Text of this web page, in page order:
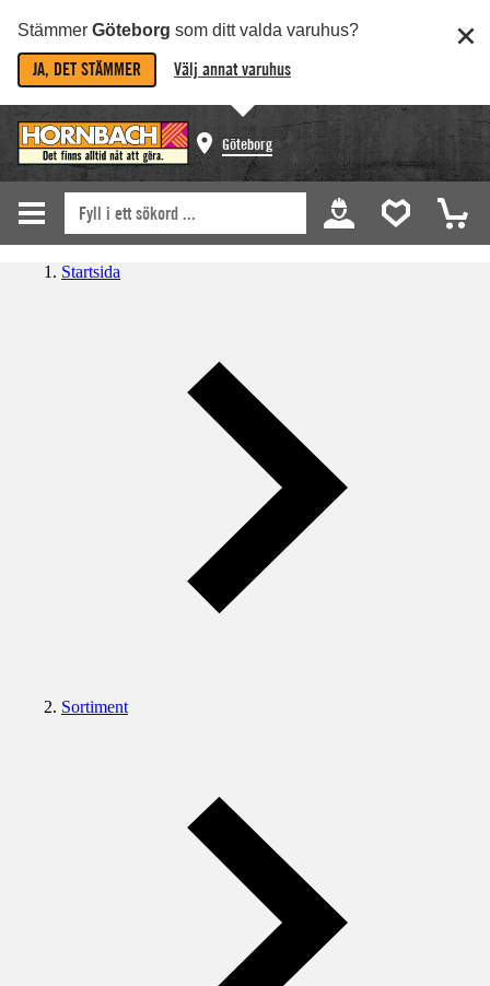
Stämmer Göteborg som ditt valda varuhus?
JA, DET STÄMMER Välj annat varuhus
Göteborg
Startsida
Sortiment